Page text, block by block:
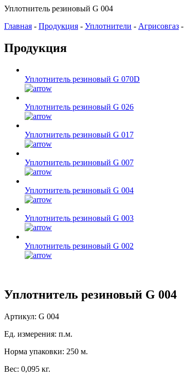
Уплотнитель резиновый G 004
Главная - Продукция - Уплотнители - Агрисовгаз -
Продукция
Уплотнитель резиновый G 070D
Уплотнитель резиновый G 026
Уплотнитель резиновый G 017
Уплотнитель резиновый G 007
Уплотнитель резиновый G 004
Уплотнитель резиновый G 003
Уплотнитель резиновый G 002
Уплотнитель резиновый G 004
Артикул: G 004
Ед. измерения: п.м.
Норма упаковки: 250 м.
Вес: 0,095 кг.